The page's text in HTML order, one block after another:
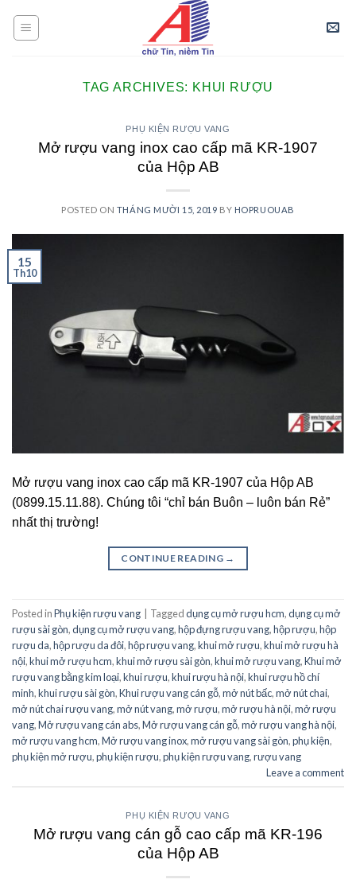
TAG ARCHIVES: KHUI RƯỢU
PHỤ KIỆN RƯỢU VANG
Mở rượu vang inox cao cấp mã KR-1907
của Hộp AB
POSTED ON THÁNG MƯỜI 15, 2019 BY HOPRUOUAB
15
Th10
Mở rượu vang inox cao cấp mã KR-1907 của Hộp AB
(0899.15.11.88). Chúng tôi “chỉ bán Buôn – luôn bán Rẻ”
nhất thị trường!
CONTINUE READING →
Posted inPhụ kiện rượu vang Taggeddụng cụ mở rượu hcm,dụng cụ mở
rượu sài gòn,dụng cụ mở rượu vang,hộp đựng rượu vang,hộp rượu,hộp
rượu da,hộp rượu da đôi,hộp rượu vang,khui mở rượu,khui mở rượu hà
nội,khui mở rượu hcm,khui mở rượu sài gòn,khui mở rượu vang,Khui mở
rượu vang bằng kim loại,khui rượu,khui rượu hà nội,khui rượu hồ chí
minh,khui rượu sài gòn,Khui rượu vang cán gỗ,mở nút bấc,mở nút chai,
mở nút chai rượu vang,mở nút vang,mở rượu,mở rượu hà nội,mở rượu
vang,Mở rượu vang cán abs,Mở rượu vang cán gỗ,mở rượu vang hà nội,
mở rượu vang hcm,Mở rượu vang inox,mở rượu vang sài gòn,phụ kiện,
phụ kiện mở rượu,phụ kiện rượu,phụ kiện rượu vang,rượu vang
Leave a comment
PHỤ KIỆN RƯỢU VANG
Mở rượu vang cán gỗ cao cấp mã KR-196
của Hộp AB